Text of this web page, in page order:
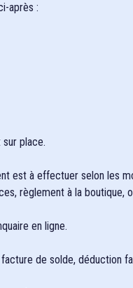
après :
place.
est à effectuer selon les
règlement à la boutique,
en ligne.
de solde, déduction